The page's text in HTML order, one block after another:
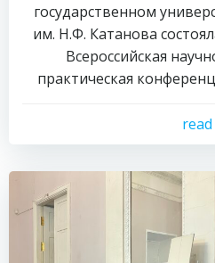
государственном
им. Н.Ф. Катанова
Всероссийская
практическая